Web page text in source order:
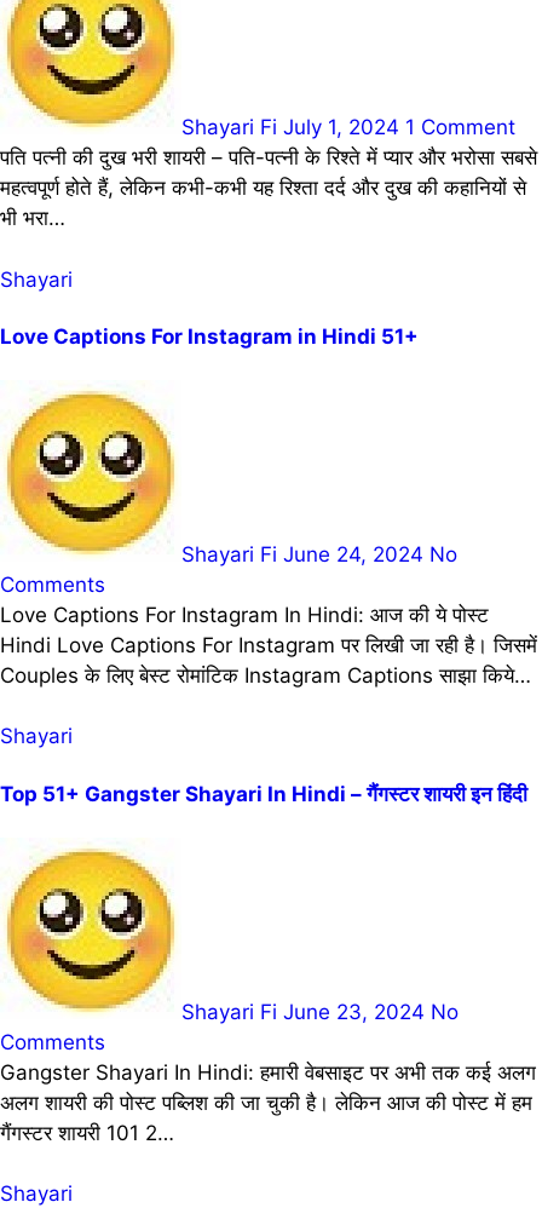
Shayari Fi July 1, 2024 1 Comment
पति पत्नी की दुख भरी शायरी – पति-पत्नी के रिश्ते में प्यार और भरोसा सबसे
महत्वपूर्ण होते हैं, लेकिन कभी-कभी यह रिश्ता दर्द और दुख की कहानियों से
भी भरा…
Shayari
Love Captions For Instagram in Hindi 51+
Shayari Fi June 24, 2024 No
Comments
Love Captions For Instagram In Hindi: आज की ये पोस्ट
Hindi Love Captions For Instagram पर लिखी जा रही है। जिसमें
Couples के लिए बेस्ट रोमांटिक Instagram Captions साझा किये…
Shayari
Top 51+ Gangster Shayari In Hindi – गैंगस्टर शायरी इन हिंदी
Shayari Fi June 23, 2024 No
Comments
Gangster Shayari In Hindi: हमारी वेबसाइट पर अभी तक कई अलग
अलग शायरी की पोस्ट पब्लिश की जा चुकी है। लेकिन आज की पोस्ट में हम
गैंगस्टर शायरी 101 2…
Shayari